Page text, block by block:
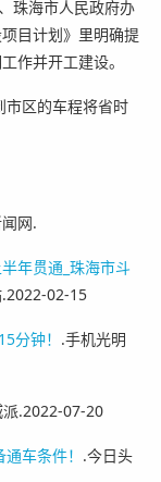
珠海市人民政府办
目计划》里明确提
作并开工建设。
市区的车程将省时
网.
年贯通_珠海市斗
02-15
分钟！ .手机光明
.2022-07-20
车条件！ .今日头